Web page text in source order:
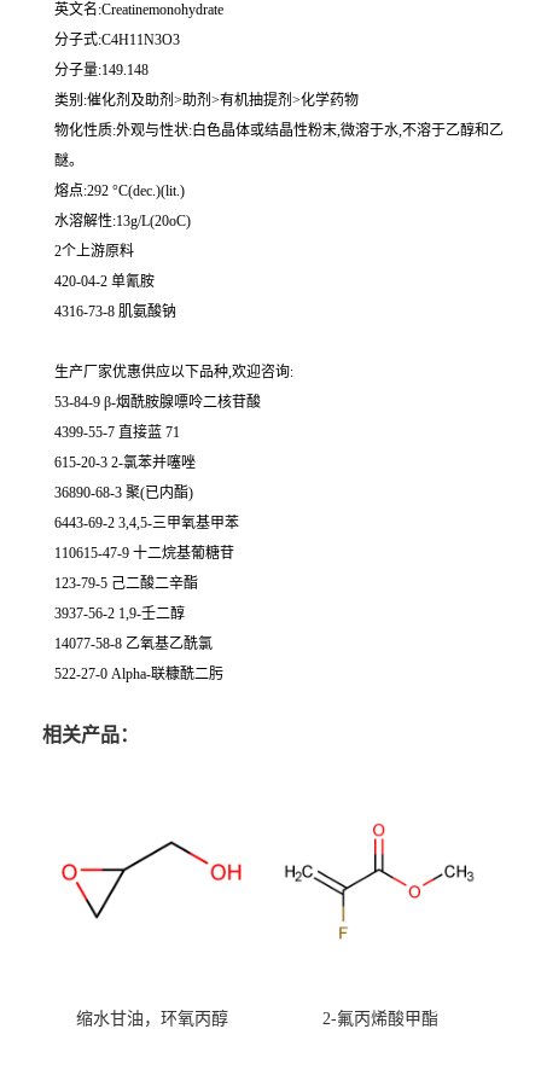
英文名:Creatinemonohydrate
分子式:C4H11N3O3
分子量:149.148
类别:催化剂及助剂>助剂>有机抽提剂>化学药物
物化性质:外观与性状:白色晶体或结晶性粉末,微溶于水,不溶于乙醇和乙
醚。
熔点:292 °C(dec.)(lit.)
水溶解性:13g/L(20oC)
2个上游原料
420-04-2 单氰胺
4316-73-8 肌氨酸钠
生产厂家优惠供应以下品种,欢迎咨询:
53-84-9 β-烟酰胺腺嘌呤二核苷酸
4399-55-7 直接蓝 71
615-20-3 2-氯苯并噻唑
36890-68-3 聚(已内酯)
6443-69-2 3,4,5-三甲氧基甲苯
110615-47-9 十二烷基葡糖苷
123-79-5 己二酸二辛酯
3937-56-2 1,9-壬二醇
14077-58-8 乙氧基乙酰氯
522-27-0 Alpha-联糠酰二肟
相关产品：
缩水甘油，环氧丙醇 2-氟丙烯酸甲酯